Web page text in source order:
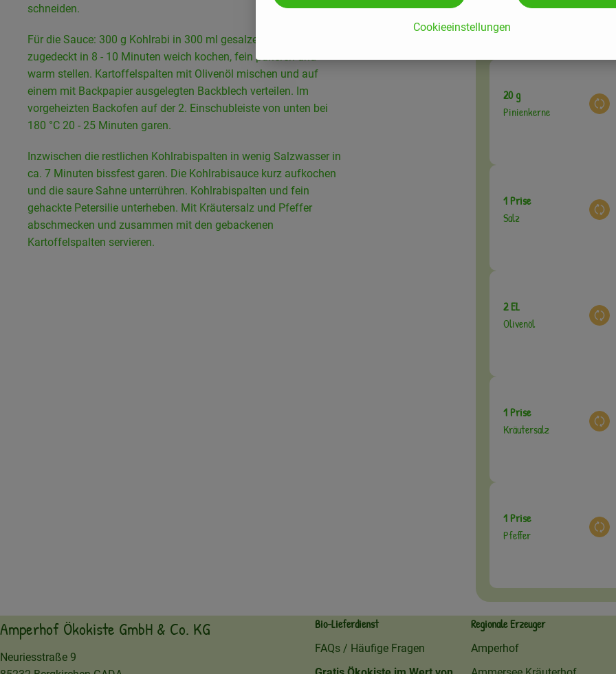
schneiden.
Für die Sauce: 300 g Kohlrabi in 300 ml gesalzenes Wasser
zugedeckt in 8 - 10 Minuten weich kochen, fein pürieren und
warm stellen. Kartoffelspalten mit Olivenöl mischen und auf
einem mit Backpapier ausgelegten Backblech verteilen. Im
vorgeheizten Backofen auf der 2. Einschubleiste von unten bei
180 °C 20 - 25 Minuten garen.
Inzwischen die restlichen Kohlrabispalten in wenig Salzwasser in
ca. 7 Minuten bissfest garen. Die Kohlrabisauce kurz aufkochen
und die saure Sahne unterrühren. Kohlrabispalten und fein
gehackte Petersilie unterheben. Mit Kräutersalz und Pfeffer
abschmecken und zusammen mit den gebackenen
Kartoffelspalten servieren.
Du hast sicher:
20 g
Pinienkerne
1 Prise
Salz
2 EL
Olivenöl
1 Prise
Kräutersalz
1 Prise
Pfeffer
Amperhof Ökokiste GmbH & Co. KG
Neuriesstraße 9
Bio-Lieferdienst
FAQs / Häufige Fragen
Regionale Erzeuger
Amperhof
Cookieeinstellungen